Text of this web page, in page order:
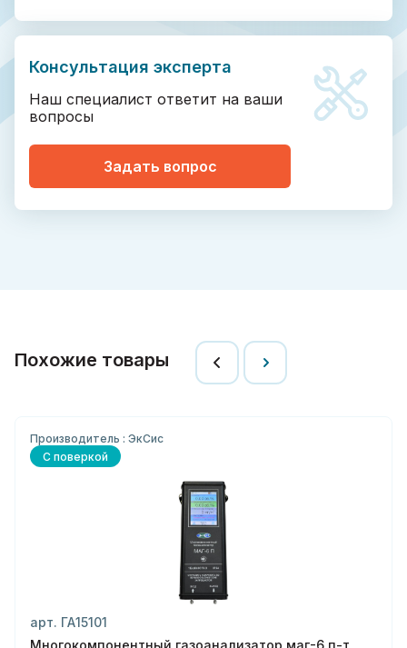
Консультация эксперта
Наш специалист ответит на ваши
вопросы
Задать вопрос
Похожие товары
Производитель : ЭкСис
С поверкой
арт. ГА15101